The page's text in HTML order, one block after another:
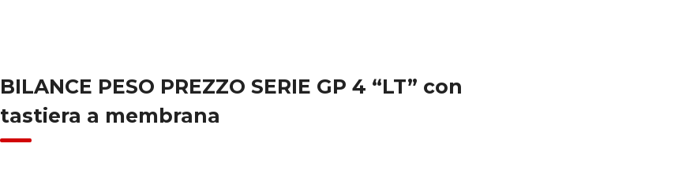
BILANCE PESO PREZZO SERIE GP 4 “LT” con
tastiera a membrana